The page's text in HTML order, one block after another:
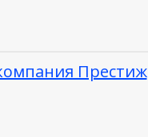
Престиж